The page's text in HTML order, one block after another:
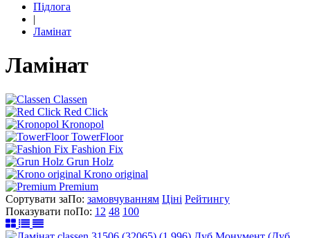
Підлога
|
Ламінат
Ламінат
Classen
Red Click
Kronopol
TowerFloor
Fashion Fix
Grun Holz
Krono original
Premium
Сортувати заПо: замовчуванням Ціні Рейтингу
Показувати поПо: 12 48 100